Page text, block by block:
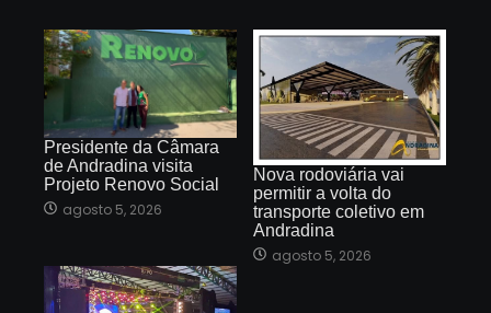
Presidente da Câmara
de Andradina visita
Projeto Renovo Social
agosto 5, 2026
Nova rodoviária vai
permitir a volta do
transporte coletivo em
Andradina
agosto 5, 2026